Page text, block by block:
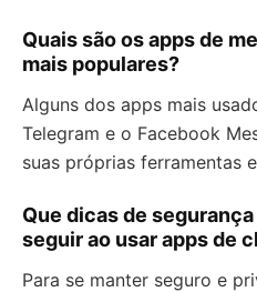
Quais são os apps de
mais populares?
Alguns dos apps mais
Telegram e o Facebook
suas próprias ferramentas
Que dicas de
seguir ao usar apps de
Para se manter seguro e